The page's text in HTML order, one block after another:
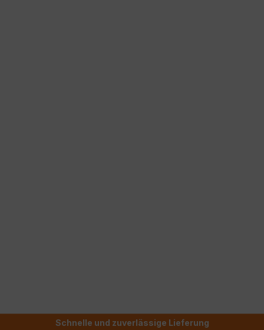
Schnelle und zuverlässige Lieferung